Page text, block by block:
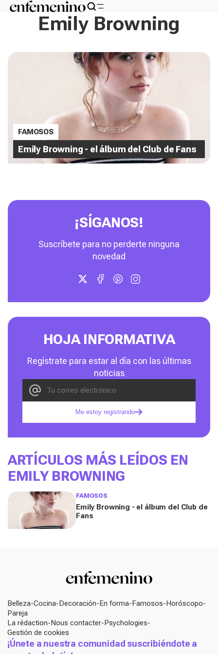
Emily Browning
FAMOSOS
Emily Browning - el álbum del Club de Fans
¡SÍGANOS!
Suscríbete para no perderte ninguna
novedad
HOJA INFORMATIVA
Regístrate para estar al día con las últimas
noticias
Me estoy registrando
ARTÍCULOS MÁS LEÍDOS EN
EMILY BROWNING
FAMOSOS
Emily Browning - el álbum del Club de
Fans
Belleza Cocina Decoración En forma Famosos Horóscopo
Pareja
La rédaction Nous contacter Psychologies
Gestión de cookies
¡Únete a nuestra comunidad suscribiéndote a